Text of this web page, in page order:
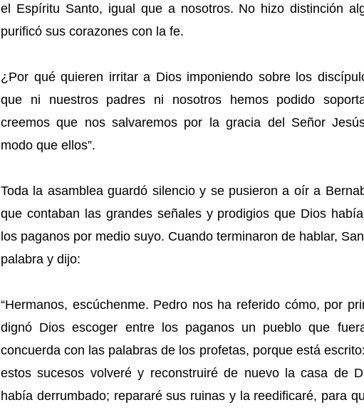
el Espíritu Santo, igual que a nosotros. No hizo distinción
purificó sus corazones con la fe.
¿Por qué quieren irritar a Dios imponiendo sobre los
que ni nuestros padres ni nosotros hemos podido
creemos que nos salvaremos por la gracia del Señor
modo que ellos”.
Toda la asamblea guardó silencio y se pusieron a oír a
que contaban las grandes señales y prodigios que Dios
los paganos por medio suyo. Cuando terminaron de hablar,
palabra y dijo:
“Hermanos, escúchenme. Pedro nos ha referido cómo, por
dignó Dios escoger entre los paganos un pueblo que
concuerda con las palabras de los profetas, porque está
estos sucesos volveré y reconstruiré de nuevo la casa de
había derrumbado; repararé sus ruinas y la reedificaré, para